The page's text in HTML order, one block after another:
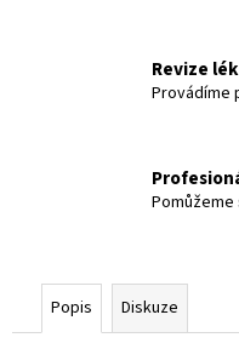
Revize
Provádíme
Pomůžeme
Popis Diskuze